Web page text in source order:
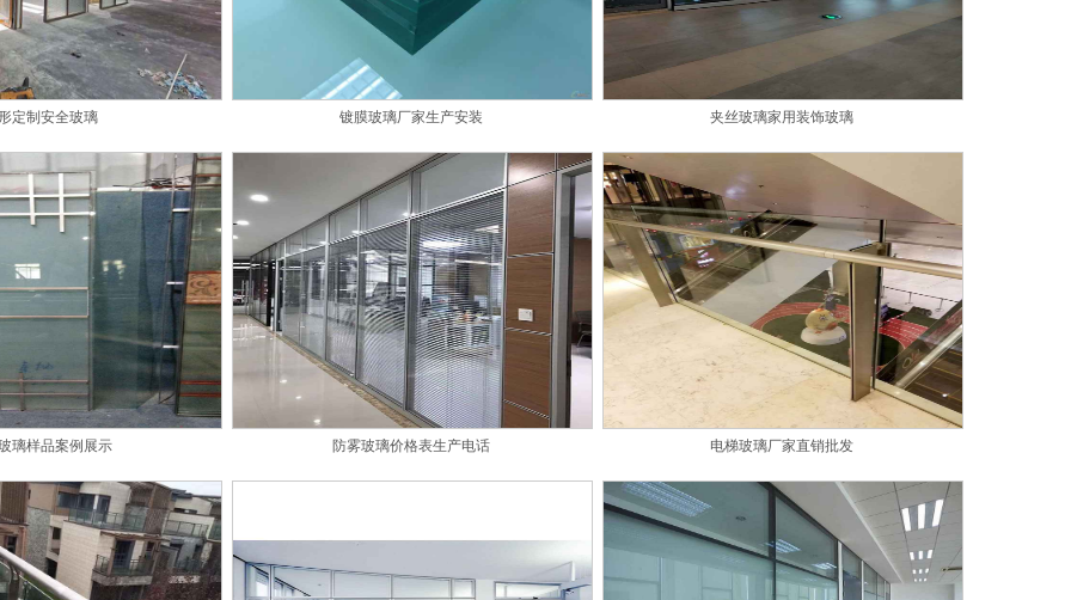
定制安全玻璃 镀膜玻璃厂家生产安装 夹丝玻璃家用装饰玻璃
璃样品案例展示 防雾玻璃价格表生产电话 电梯玻璃厂家直销批发